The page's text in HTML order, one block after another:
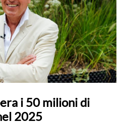
i 50 milioni di
2025